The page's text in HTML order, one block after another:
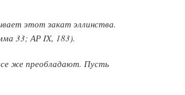
этот закат эллинства.
33; АР IX, 183).
же преобладают. Пусть